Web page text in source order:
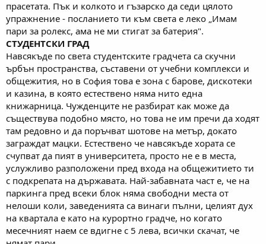
прасетата. Пък и колкото и гъзарско да седи цялото
упражнение - посланието ти към света е леко „Имам
пари за ролекс, ама не ми стигат за батерия".
СТУДЕНТСКИ ГРАД
Навсякъде по света студентските градчета са скучни
ърбън пространства, съставени от учебни комплекси и
общежития, но в София това е зона с барове, дискотеки
и казина, в която естествено няма нито една
книжарница. Чужденците не разбират как може да
съществува подобно място, но това не им пречи да ходят
там редовно и да поръчват шотове на метър, докато
заграждат мацки. Естествено че навсякъде хората се
счупват да пият в университета, просто не е в места,
услужливо разположени пред входа на общежитието ти
с подкрепата на държавата. Най-забавната част е, че на
паркинга пред всеки блок няма свободни места от
нелоши коли, заведенията са винаги пълни, целият дух
на квартала е като на курортно градче, но когато
месечният наем се вдигне с 5 лева, всички скачат, че